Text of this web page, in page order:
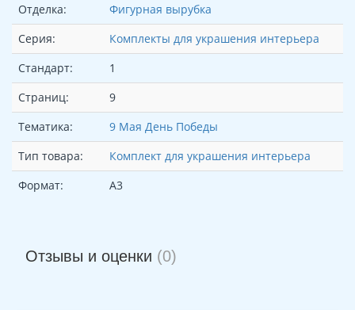
Отделка:
Фигурная вырубка
Серия:
Комплекты для украшения интерьера
Стандарт:
1
Страниц:
9
Тематика:
9 Мая День Победы
Тип товара:
Комплект для украшения интерьера
Формат:
А3
Отзывы и оценки (0)